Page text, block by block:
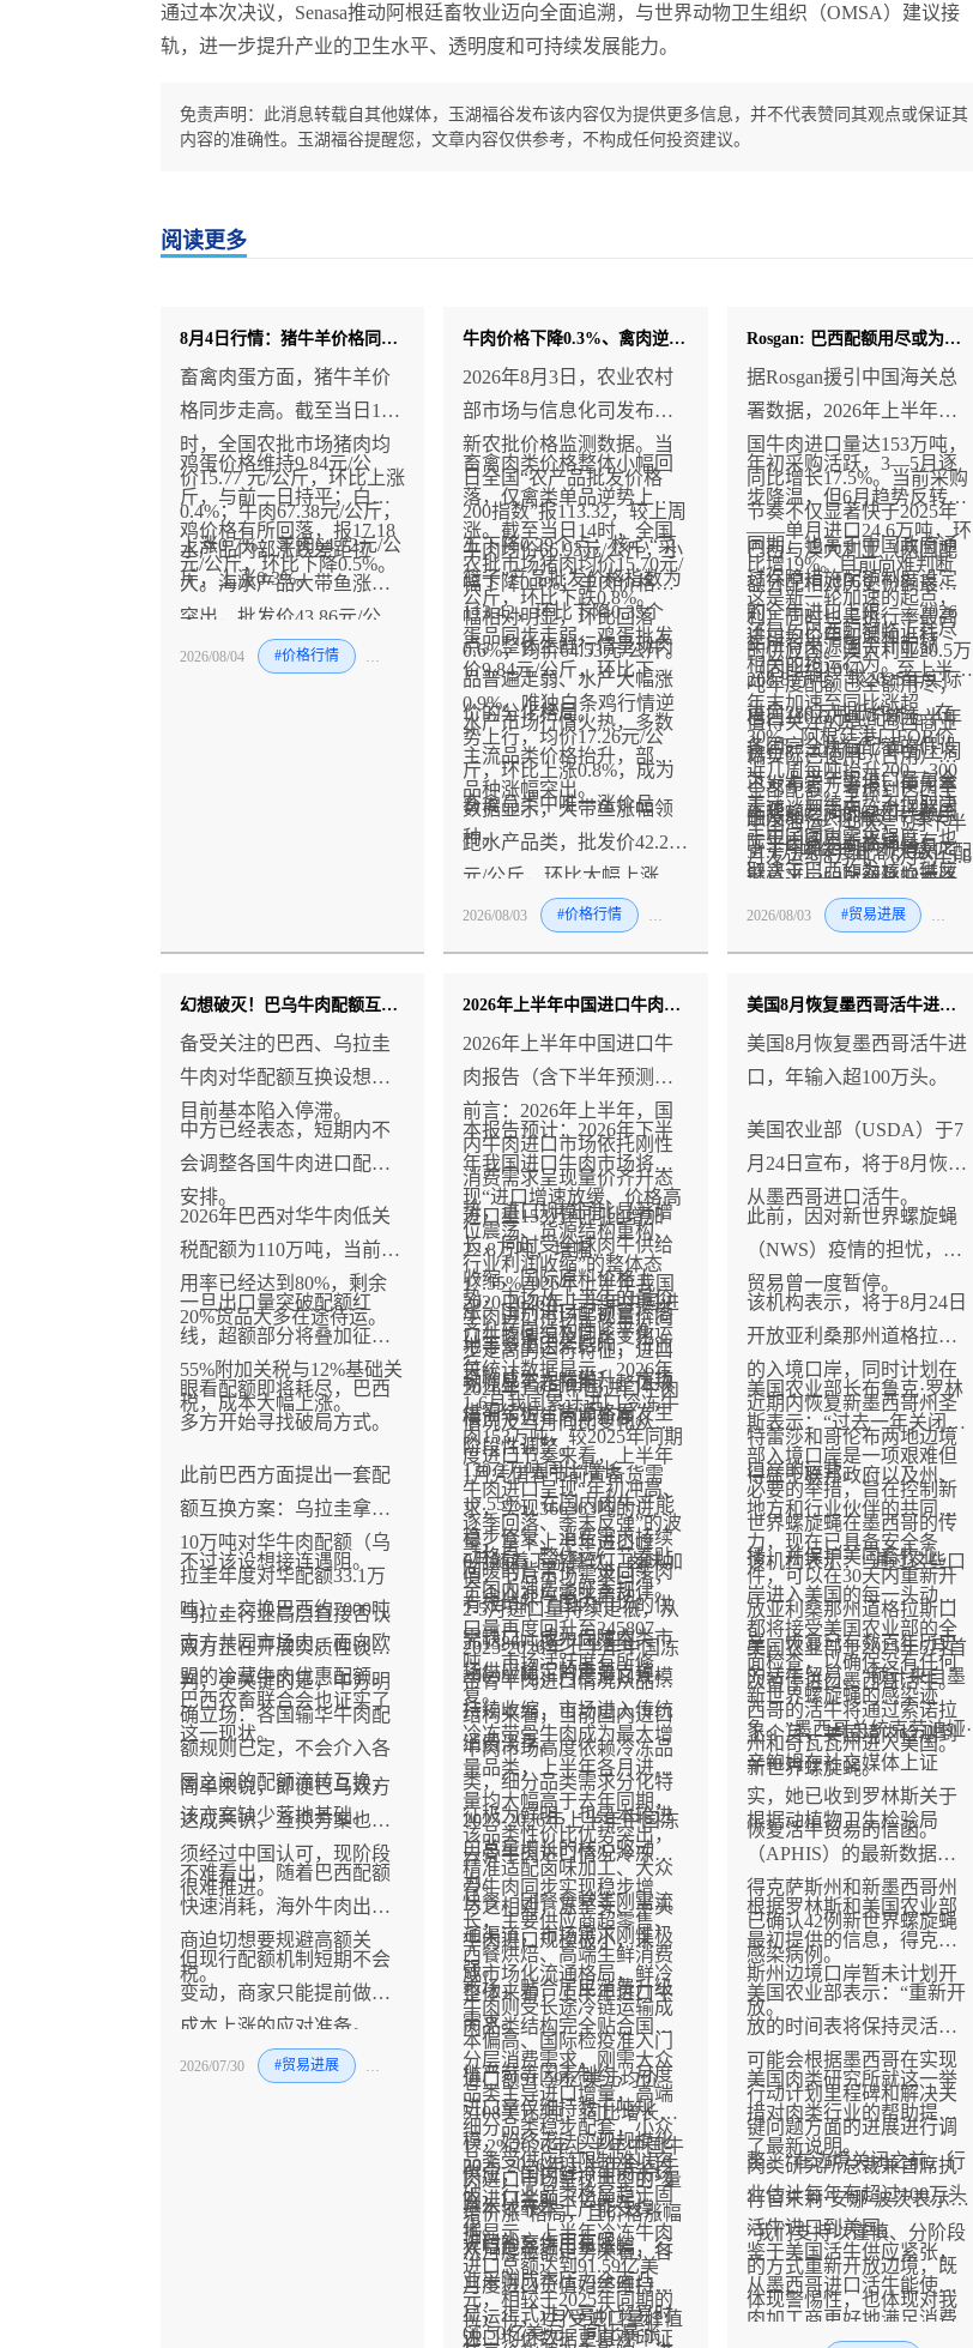
通过本次决议，Senasa推动阿根廷畜牧业迈向全面追溯，与世界动物卫生组织（OMSA）建议接
轨，进一步提升产业的卫生水平、透明度和可持续发展能力。
免责声明：此消息转载自其他媒体，玉湖福谷发布该内容仅为提供更多信息，并不代表赞同其观点或保证其
内容的准确性。玉湖福谷提醒您，文章内容仅供参考，不构成任何投资建议。
阅读更多
8月4日行情：猪牛羊价格同步走高 ！
畜禽肉蛋方面，猪牛羊价
格同步走高。截至当日14
时，全国农批市场猪肉均
价15.77 元/公斤，环比上涨
0.4%；牛肉67.38元/公斤，
上涨0.7%；羊肉64.72元/公
斤，上涨0.3%。
鸡蛋价格维持9.84元/公
斤，与前一日持平；白条
鸡价格有所回落，报17.18
元/公斤，环比下降0.5%。
水产品内部涨跌差距拉
大。海水产品大带鱼涨幅
突出，批发价43.86元/公
斤，单日上涨3.8%；鲤
2026/08/04 #价格行情 #羊 #牛
牛肉价格下降0.3%、禽肉逆势上涨0.8%！
2026年8月3日，农业农村
部市场与信息化司发布最
新农批价格监测数据。当
日全国“农产品批发价格
200指数”报113.32，较上周
五下降0.29个点；核心“菜
篮子”产品批发价格指数为
113.42，环比下降0.35个
点。整体生鲜行情呈现肉
品普遍走弱、水产大幅涨
价的分化格局。
畜禽肉类价格整体小幅回
落，仅禽类单品逆势上
涨。截至当日14时，全国
农批市场猪肉均价15.70元/
公斤，环比下跌0.8%。
牛肉均价66.93元/公斤，小
幅下降0.3%；羊肉价格跌
幅相对明显，环比回落
0.6%，均价64.53元/公斤。
蛋品同步走弱，鸡蛋批发
价9.84元/公斤，环比下降
0.9%。唯独白条鸡行情逆
势上行，均价17.26元/公
斤，环比上涨0.8%，成为
畜禽品类中唯一涨价品
种。
水产市场行情火热，多数
主流品类价格抬升，部分
品种涨幅突出。
数据显示，大带鱼涨幅领
跑水产品类，批发价42.27
元/公斤，环比大幅上涨
6.1%；白鲢鱼、鲫鱼同步
0.2%，整体水产涨价氛围
浓厚。
2026/08/03 #价格行情 #牛
Rosgan: 巴西配额用尽或为阿根廷打开机遇窗口 保税货物延期使用明年配额谈判升温
据Rosgan援引中国海关总
署数据，2026年上半年中
国牛肉进口量达153万吨，
同比增长17.5%。当前采购
节奏不仅显著快于2025年
同期，也高于中国政府通
过保障措施配额制度设定
的全年进口上限——2026
年所有来源国合计配额
268.8万吨，较2025年实际
进口280万吨低约4%。在
各国完全执行配额的假设
下，上半年实进口量与全
年限额之间的缺口，预示
下半年将走向两种情景之
一：进口明显放缓，或全
球配额提前耗尽（需求未
被满足、价格抬升、商业
年初采购活跃，3—5月逐
步降温，但6月趋势反转
——单月进口24.6万吨，环
比增19%。目前尚难判断
这是新一轮加速的起点，
还是与巴西配额临近耗尽
相关的抢运行为。
巴西与澳大利亚（两国配
额分配相对历史份额最不
利）同时也是执行率最高
的供应国。澳大利亚20.5万
吨年度配额已全额用尽；
巴西110.6万吨配额上半年
执行87.22万吨，中方上周
已发布官方警报，使用率
触及80%。阿根廷节奏与
51.1万吨年度配额大致匹配
——上半年出口23.95万
吨，同比增12%。乌拉
圭、新西兰和美国执行率
出口几乎归零。
进口均价年初温和上行
（同比约10%），至上半
年末加速至同比涨超
30%。阿根廷港口FOB价
近几周每吨抬升200—300
美元。后续走势不仅取决
于中国国内需求强度，也
取决于巴西作为核心供应
国的策略选择。
值得关注的是，巴西商业
端实际已使用（占用）完
全部配额。考虑到巴西至
中国海运约45天，5月下半
月发运约8万吨、6月约15.8
面临"配额耗尽后到港"的
风险。近几周，有关巴西
与中方就"海关保税仓授
开放后正式入境）的谈判
传闻再度升温——澳大利
亚也在评估类似方案。与
此同时，巴西与乌拉圭等
国的配额互换谈判亦有报
道，涉及约10万吨中国市
场份额交换巴西在欧盟贸
易协定项下的较小配额。
上述谈判走向，对理解国
际牛肉贸易新格局具有关
键意义——配额互换若落
地，将为日益受配额与关
2026/08/03 #贸易进展
幻想破灭！巴乌牛肉配额互换受阻 中方明确不调整各国配额
备受关注的巴西、乌拉圭
牛肉对华配额互换设想，
目前基本陷入停滞。
中方已经表态，短期内不
会调整各国牛肉进口配额
安排。
2026年巴西对华牛肉低关
税配额为110万吨，当前使
用率已经达到80%，剩余
20%货品大多在途待运。
一旦出口量突破配额红
线，超额部分将叠加征收
55%附加关税与12%基础关
税，成本大幅上涨。
眼看配额即将耗尽，巴西
多方开始寻找破局方式。
此前巴西方面提出一套配
额互换方案：乌拉圭拿出
10万吨对华牛肉配额（乌
拉圭年度对华配额33.1万
吨），交换巴西约7000吨
南方共同市场内、面向欧
盟的冷藏牛肉优惠配额。
不过该设想接连遇阻。
乌拉圭行业高层直接否认
双方正在开展实质性谈
判；更关键的是，中方明
确立场：各国输华牛肉配
额规则已定，不会介入各
国之间的配额流转互换，
该方案缺少落地基础。
巴西农畜联合会也证实了
这一现状。
简单来说，即便巴乌双方
达成共识，互换方案也必
须经过中国认可，现阶段
很难推进。
不难看出，随着巴西配额
快速消耗，海外牛肉出口
商迫切想要规避高额关
税。
但现行配额机制短期不会
变动，商家只能提前做好
成本上涨的应对准备。
2026/07/30 #贸易进展
2026年上半年中国进口牛肉报告（含下半年预测）
2026年上半年中国进口牛
肉报告（含下半年预测）
前言：2026年上半年，国
内牛肉进口市场依托刚性
消费需求呈现量价齐升态
势，进口规模同比显著增
长，同时受全球肉牛供给
收缩、国际原料价格上
涨、国别进口配额管控落
地等多重因素影响，行业
采购成本大幅攀升，市场
供需结构、货源格局发生
阶段性调整。
本报告预计：2026年下半
年我国进口牛肉市场将呈
现“进口增速放缓、价格高
位震荡、货源结构重构、
行业利润收缩”的整体态
势，市场从上半年的量价
齐升转向结构性紧平衡运
行。
进口量153万吨同比增加
22.8万吨，增幅
17.55%2026年上半年我国
牛肉进口市场呈现量价同
步走高的运行特征，进口
韧性显著超预期，整体规
模创下近年同期新高。
2020-2026年上半年中国进
口牛肉情况及同比变化海
关统计数据显示，2026年
1-6月我国累计进口冷冻牛
肉153万吨，较2025年同期
130.2万吨同比增长
17.55%，在国内肉牛产能
稳步修复、消费需求持续
回暖的背景下，进口牛肉
有效填补了国内市场的供
需缺口，成为保障肉类市
场供应稳定的重要支撑。
2026年1-6月中国进口牛肉
情况及当月同比变化从月
度进口节奏来看，上半年
牛肉进口呈现“年初冲高、
逐季回落、季末反弹”的波
动格局，整体运行节奏贴
合国内消费淡旺季规律。
1月凭借春节前置备货需
求，实现366363吨的进口
量，拿下上半年进口峰
值，节后市场需求回落，
2-5月进口量持续走低，从
261386吨逐步回落至
206957吨，月度进口规模
持续收缩，市场进入传统
消费淡季。
6月随着下游餐饮、卤味加
工企业补库需求启动，进
口量再度回升至245807
吨，市场活跃度有所修
复。
2025-2026年上半年中国冻
带骨牛肉进口情况从品类
结构来看，当前国内进口
牛肉市场高度依赖冷冻品
类，细分品类需求分化特
征极为鲜明，也是本轮进
口总量增长的核心驱动
力。
冷冻带骨牛肉成为最大增
量品类，上半年各月进口
量均大幅高于去年同期，
该品类性价比优势突出，
精准适配卤味加工、大众
快餐、团餐食堂等刚需流
通渠道，市场需求刚性极
强。
2025-2026年上半年中国冻
去骨牛肉进口情况冷冻去
骨牛肉同步实现稳步增
长，主要供应商超零售、
西餐烘焙、高端生鲜消费
市场，贴合居民消费升级
需求。
与之相对，冻整头、半头
牛肉进口规模极小，未形
成市场化流通格局，鲜冷
牛肉则受长途冷链运输成
本偏高、国际检疫准入门
槛严苛等因素制约，月度
进口量仅维持数千吨规
模，始终无法实现规模化
供应，国内鲜冷牛肉市场
基本依靠本土产能支撑，
进口补充作用有限。
整体来看，上半年进口牛
肉品类结构完全贴合国内
分层消费需求，刚需大众
品类主导进口增量，高端
细分品类稳步配套，小众
品类受供应链限制难以突
破，行业品类格局趋于固
化。
进口额91.59亿美元均价
5108美元/吨，同比增长
17.2%2026年上半年中国牛
肉进口市场呈现典型的“量
增价涨”格局，且价格涨幅
大幅跑赢进口量涨幅，行
业采购成本压力全面凸
显，正式进入高价贸易时
2025-2026年上半年全国牛
肉进口金额（亿美元）数
据显示，上半年冷冻牛肉
进口总额达到91.59亿美
元，相较于2025年同期的
66.50亿美元，同比暴涨
从月度金额走势来看，各
月度进口货值始终维持高
位运行，1月受进口量峰值
进口均价数据更直观印证
美国8月恢复墨西哥活牛进口 年输入超100万头
美国8月恢复墨西哥活牛进
口，年输入超100万头。
美国农业部（USDA）于7
月24日宣布，将于8月恢复
从墨西哥进口活牛。
此前，因对新世界螺旋蝇
（NWS）疫情的担忧，该
贸易曾一度暂停。
该机构表示，将于8月24日
开放亚利桑那州道格拉斯
的入境口岸，同时计划在
近期内恢复新墨西哥州圣
特蕾莎和哥伦布两地边境
口岸的运营。
美国农业部长布鲁克·罗林
斯表示：“过去一年关闭南
部入境口岸是一项艰难但
必要的举措，旨在控制新
世界螺旋蝇在墨西哥的传
播，并保护美国畜牧业。
得益于联邦政府以及州、
地方和行业伙伴的共同努
力，现在已具备安全条
件，可以在30天内重新开
放亚利桑那州道格拉斯口
岸，恢复已有数百年历史
的活牛贸易。”预计来自墨
西哥的活牛将通过索诺拉
州和奇瓦瓦州进入美国。
该机构表示：“通过这些口
岸进入美国的每一头动物
都将接受美国农业部的全
面检查，以确保没有任何
新世界螺旋蝇的感染迹
象。”墨西哥总统克劳迪娅·
辛鲍姆在社交媒体上证
实，她已收到罗林斯关于
恢复活牛贸易的信函。
美国农业部于2025年5月首
次暂停进口墨西哥活牛。
上个月，美国境内检测到
新世界螺旋蝇。
根据动植物卫生检验局
（APHIS）的最新数据，
得克萨斯州和新墨西哥州
已确认42例新世界螺旋蝇
感染病例。
根据罗林斯和美国农业部
最初提供的信息，得克萨
斯州边境口岸暂未计划开
放。
美国农业部表示：“重新开
放的时间表将保持灵活，
可能会根据墨西哥在实现
行动计划里程碑和解决关
键问题方面的进展进行调
整。”在边境关闭之前，行
业估计每年有超过100万头
活牛进口到美国。
美国肉类研究所就这一举
措对肉类行业的帮助提供
了最新说明。
肉类研究所总裁兼首席执
行官朱莉·安娜·波茨表示：
“我们支持以谨慎、分阶段
的方式重新开放边境，既
体现警惕性，也体现对我
鉴于美国活牛供应紧张，
从墨西哥进口活牛能使牛
肉加工商更好地满足消费